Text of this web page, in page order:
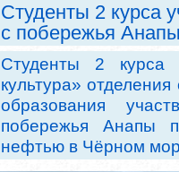
Студенты 2 курса
с побережья
Студенты 2 курса
культура»
образования
побережья Анапы
нефтью в Чёрном